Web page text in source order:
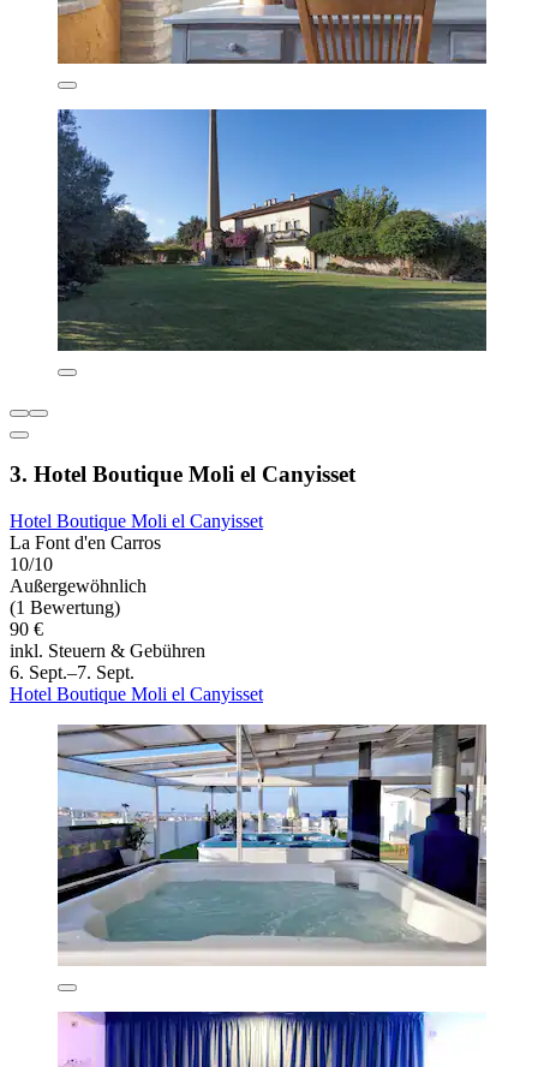
3. Hotel Boutique Moli el Canyisset
Hotel Boutique Moli el Canyisset
La Font d'en Carros
10/10
Außergewöhnlich
(1 Bewertung)
90 €
inkl. Steuern & Gebühren
6. Sept.–7. Sept.
Hotel Boutique Moli el Canyisset